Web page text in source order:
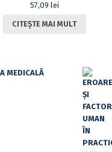
57,09 lei
CITEȘTE MAI MULT
MEDICALĂ